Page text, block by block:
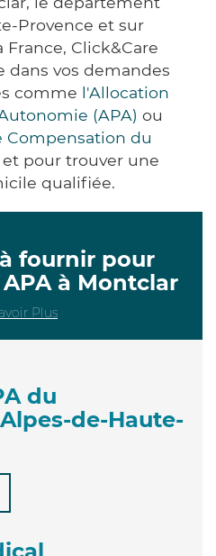
Provence et sur
Click&Care
dans vos demandes
comme l'Allocation
(APA) ou
Compensation du
et pour trouver une
qualifiée.
fournir pour
à Montclar
Plus
du
de-Haute-